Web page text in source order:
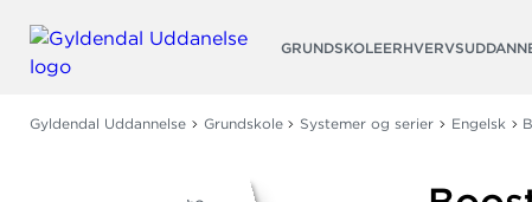
GRUNDSKOLE
Gyldendal Uddannelse Grundskole Systemer og serier Engelsk